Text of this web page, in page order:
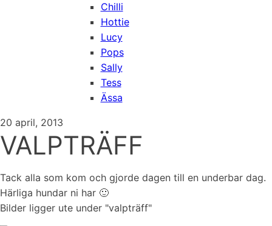
Chilli
Hottie
Lucy
Pops
Sally
Tess
Ässa
20 april, 2013
VALPTRÄFF
Tack alla som kom och gjorde dagen till en underbar dag.
Härliga hundar ni har 🙂
Bilder ligger ute under "valpträff"